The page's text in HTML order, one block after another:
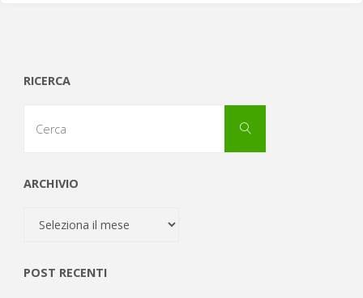
RICERCA
Cerca
ARCHIVIO
Archivio
POST RECENTI